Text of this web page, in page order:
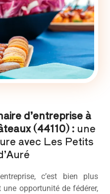
d’entreprise à
(44110) :une
avec Les Petits
c’est bien plus
une opportunité de fédérer,